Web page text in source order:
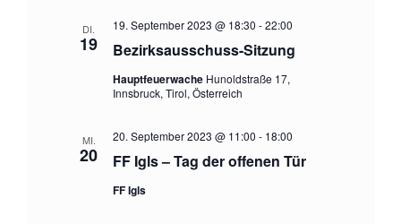
DI.
19 Bezirksausschuss-Sitzung
19. September 2023 @ 18:30 -22:00
Hauptfeuerwache Hunoldstraße 17,
Innsbruck, Tirol, Österreich
MI.
20 FF Igls – Tag der offenen Tür
20. September 2023 @ 11:00 - 18:00
FF Igls